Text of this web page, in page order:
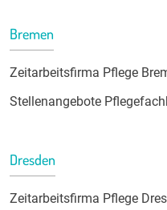
Bremen
Zeitarbeitsfirma Pflege
Stellenangebote
Dresden
Zeitarbeitsfirma Pflege